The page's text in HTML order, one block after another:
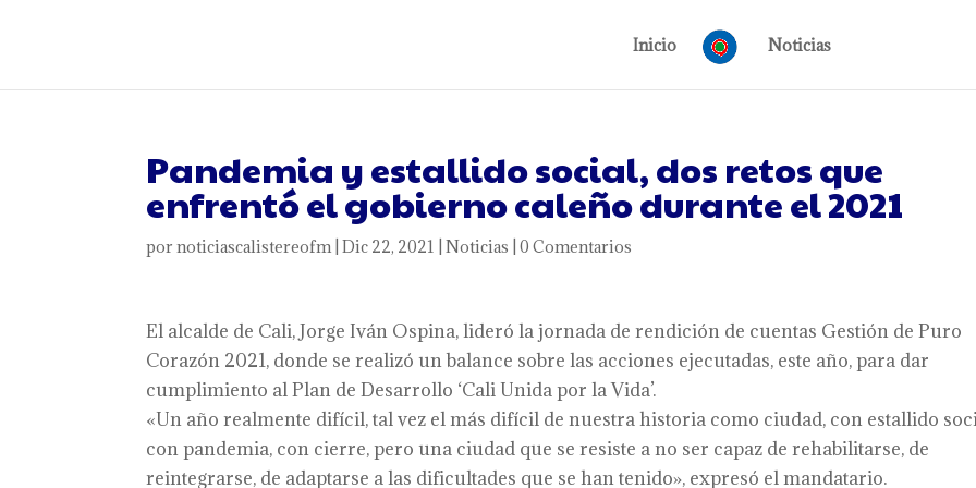
Inicio Noticias
Pandemia y estallido social, dos retos que
enfrentó el gobierno caleño durante el 2021
pornoticiascalistereofm|Dic 22, 2021 |Noticias |0 Comentarios
El alcalde de Cali, Jorge Iván Ospina, lideró la jornada de rendición de cuentas Gestión de Puro
Corazón 2021, donde se realizó un balance sobre las acciones ejecutadas, este año, para dar
cumplimiento al Plan de Desarrollo ‘Cali Unida por la Vida’.
«Un año realmente difícil, tal vez el más difícil de nuestra historia como ciudad, con estallido
con pandemia, con cierre, pero una ciudad que se resiste a no ser capaz de rehabilitarse, de
reintegrarse, de adaptarse a las dificultades que se han tenido», expresó el mandatario.